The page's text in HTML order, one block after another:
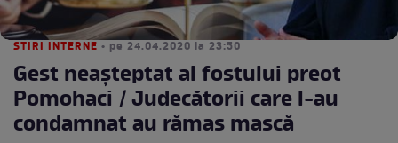
STIRI INTERNE • pe 24.04.2020 la 23:50
Gest neașteptat al fostului preot
Pomohaci / Judecătorii care l-au
condamnat au rămas mască